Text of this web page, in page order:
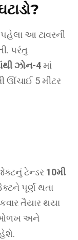
આ ટાવરની
પરંતુ
ઝોન-4માં
ઊંચાઈ 5 મીટર
ટેન્ડર 10મી
પૂર્ણ થતા
તૈયાર થયા
ઓળખ અને